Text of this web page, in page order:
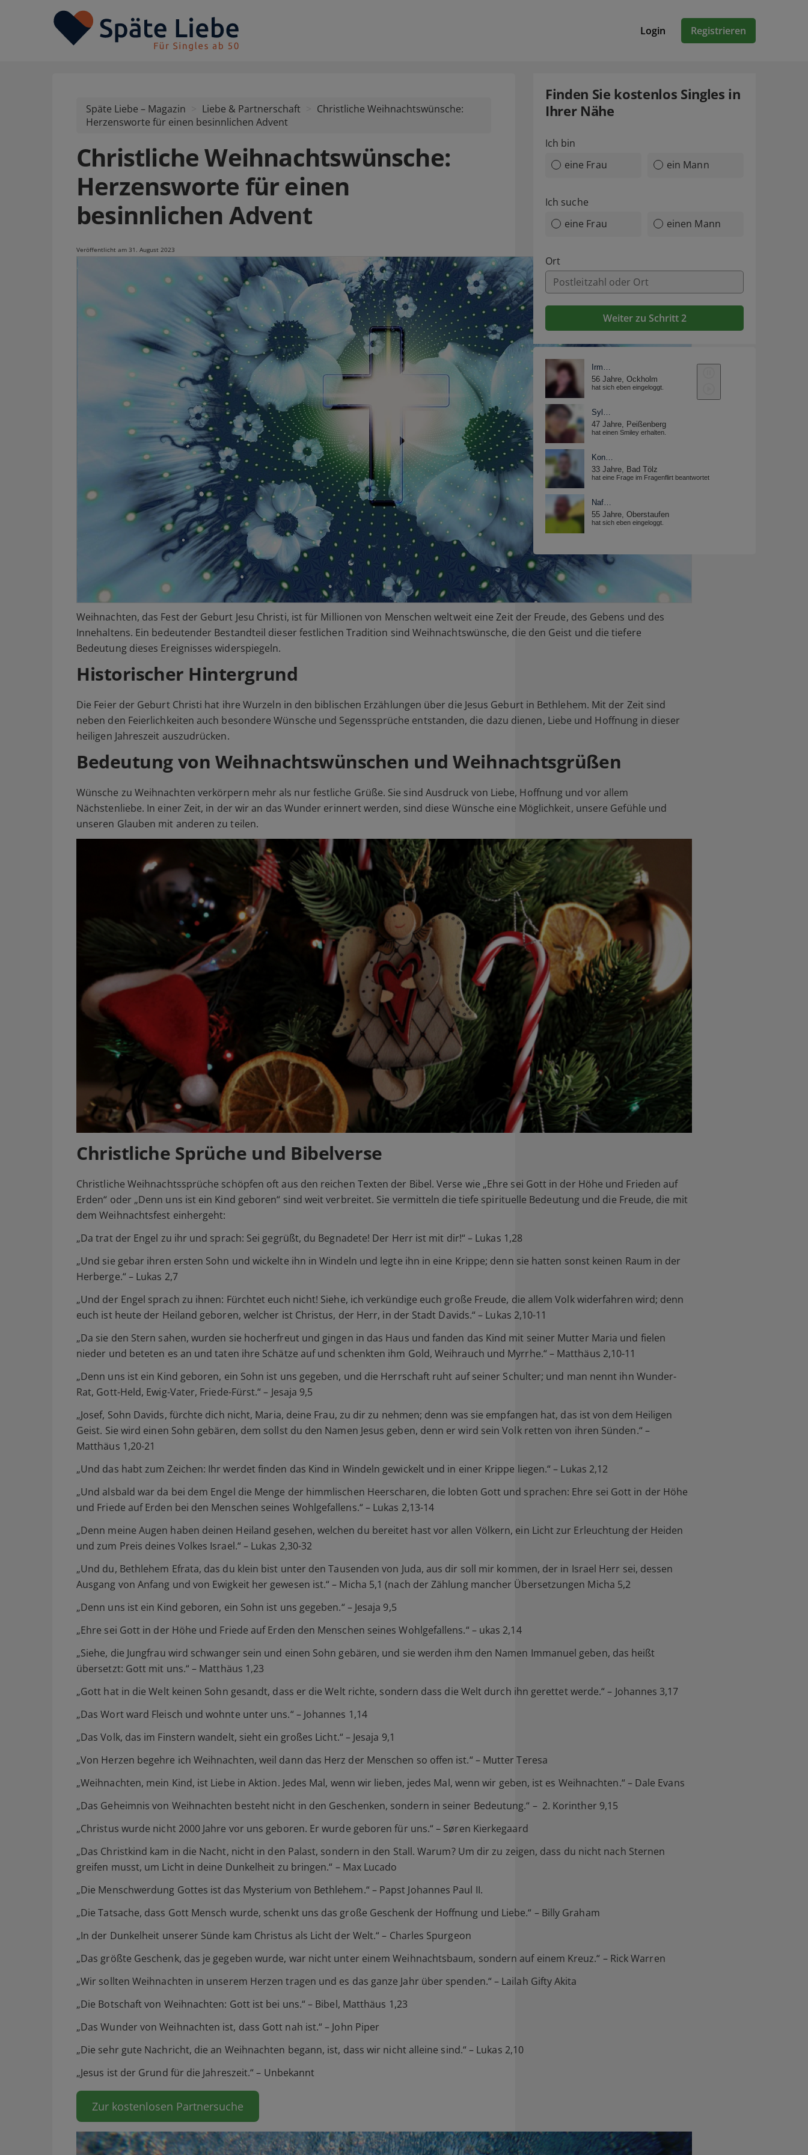
Login Registrieren
Späte Liebe – Magazin Liebe & Partnerschaft
Christliche Weihnachtswünsche:
Herzensworte für einen besinnlichen Advent
Christliche Weihnachtswünsche:
Herzensworte für einen
besinnlichen Advent
Veröffentlicht am 31. August 2023
Weihnachten, das Fest der Geburt Jesu Christi, ist für Millionen von Menschen weltweit eine Zeit der Freude, des Gebens und des
Innehaltens. Ein bedeutender Bestandteil dieser festlichen Tradition sind Weihnachtswünsche, die den Geist und die tiefere
Bedeutung dieses Ereignisses widerspiegeln.
Historischer Hintergrund
Die Feier der Geburt Christi hat ihre Wurzeln in den biblischen Erzählungen über die Jesus Geburt in Bethlehem. Mit der Zeit sind
neben den Feierlichkeiten auch besondere Wünsche und Segenssprüche entstanden, die dazu dienen, Liebe und Hoffnung in dieser
heiligen Jahreszeit auszudrücken.
Bedeutung von Weihnachtswünschen und Weihnachtsgrüßen
Wünsche zu Weihnachten verkörpern mehr als nur festliche Grüße. Sie sind Ausdruck von Liebe, Hoffnung und vor allem
Nächstenliebe. In einer Zeit, in der wir an das Wunder erinnert werden, sind diese Wünsche eine Möglichkeit, unsere Gefühle und
unseren Glauben mit anderen zu teilen.
Christliche Sprüche und Bibelverse
Christliche Weihnachtssprüche schöpfen oft aus den reichen Texten der Bibel. Verse wie „Ehre sei Gott in der Höhe und Frieden auf
Erden“ oder „Denn uns ist ein Kind geboren“ sind weit verbreitet. Sie vermitteln die tiefe spirituelle Bedeutung und die Freude, die mit
dem Weihnachtsfest einhergeht:
„Da trat der Engel zu ihr und sprach: Sei gegrüßt, du Begnadete! Der Herr ist mit dir!“ – Lukas 1,28
„Und sie gebar ihren ersten Sohn und wickelte ihn in Windeln und legte ihn in eine Krippe; denn sie hatten sonst keinen Raum in der
Herberge.“ – Lukas 2,7
„Und der Engel sprach zu ihnen: Fürchtet euch nicht! Siehe, ich verkündige euch große Freude, die allem Volk widerfahren wird; denn
euch ist heute der Heiland geboren, welcher ist Christus, der Herr, in der Stadt Davids.“ – Lukas 2,10-11
„Da sie den Stern sahen, wurden sie hocherfreut und gingen in das Haus und fanden das Kind mit seiner Mutter Maria und fielen
nieder und beteten es an und taten ihre Schätze auf und schenkten ihm Gold, Weihrauch und Myrrhe.“ – Matthäus 2,10-11
„Denn uns ist ein Kind geboren, ein Sohn ist uns gegeben, und die Herrschaft ruht auf seiner Schulter; und man nennt ihn Wunder-
Rat, Gott-Held, Ewig-Vater, Friede-Fürst.“ – Jesaja 9,5
„Josef, Sohn Davids, fürchte dich nicht, Maria, deine Frau, zu dir zu nehmen; denn was sie empfangen hat, das ist von dem Heiligen
Geist. Sie wird einen Sohn gebären, dem sollst du den Namen Jesus geben, denn er wird sein Volk retten von ihren Sünden.“ –
Matthäus 1,20-21
„Und das habt zum Zeichen: Ihr werdet finden das Kind in Windeln gewickelt und in einer Krippe liegen.“ – Lukas 2,12
„Und alsbald war da bei dem Engel die Menge der himmlischen Heerscharen, die lobten Gott und sprachen: Ehre sei Gott in der Höhe
und Friede auf Erden bei den Menschen seines Wohlgefallens.“ – Lukas 2,13-14
„Denn meine Augen haben deinen Heiland gesehen, welchen du bereitet hast vor allen Völkern, ein Licht zur Erleuchtung der Heiden
und zum Preis deines Volkes Israel.“ – Lukas 2,30-32
„Und du, Bethlehem Efrata, das du klein bist unter den Tausenden von Juda, aus dir soll mir kommen, der in Israel Herr sei, dessen
Ausgang von Anfang und von Ewigkeit her gewesen ist.“ – Micha 5,1 (nach der Zählung mancher Übersetzungen Micha 5,2
„Denn uns ist ein Kind geboren, ein Sohn ist uns gegeben.“ – Jesaja 9,5
„Ehre sei Gott in der Höhe und Friede auf Erden den Menschen seines Wohlgefallens.“ – ukas 2,14
„Siehe, die Jungfrau wird schwanger sein und einen Sohn gebären, und sie werden ihm den Namen Immanuel geben, das heißt
übersetzt: Gott mit uns.“ – Matthäus 1,23
„Gott hat in die Welt keinen Sohn gesandt, dass er die Welt richte, sondern dass die Welt durch ihn gerettet werde.“ – Johannes 3,17
„Das Wort ward Fleisch und wohnte unter uns.“ – Johannes 1,14
„Das Volk, das im Finstern wandelt, sieht ein großes Licht.“ – Jesaja 9,1
„Von Herzen begehre ich Weihnachten, weil dann das Herz der Menschen so offen ist.“ – Mutter Teresa
„Weihnachten, mein Kind, ist Liebe in Aktion. Jedes Mal, wenn wir lieben, jedes Mal, wenn wir geben, ist es Weihnachten.“ – Dale Evans
„Das Geheimnis von Weihnachten besteht nicht in den Geschenken, sondern in seiner Bedeutung.“ – 2. Korinther 9,15
„Christus wurde nicht 2000 Jahre vor uns geboren. Er wurde geboren für uns.“ – Søren Kierkegaard
„Das Christkind kam in die Nacht, nicht in den Palast, sondern in den Stall. Warum? Um dir zu zeigen, dass du nicht nach Sternen
greifen musst, um Licht in deine Dunkelheit zu bringen.“ – Max Lucado
„Die Menschwerdung Gottes ist das Mysterium von Bethlehem.“ – Papst Johannes Paul II.
„Die Tatsache, dass Gott Mensch wurde, schenkt uns das große Geschenk der Hoffnung und Liebe.“ – Billy Graham
„In der Dunkelheit unserer Sünde kam Christus als Licht der Welt.“ – Charles Spurgeon
„Das größte Geschenk, das je gegeben wurde, war nicht unter einem Weihnachtsbaum, sondern auf einem Kreuz.“ – Rick Warren
„Wir sollten Weihnachten in unserem Herzen tragen und es das ganze Jahr über spenden.“ – Lailah Gifty Akita
„Die Botschaft von Weihnachten: Gott ist bei uns.“ – Bibel, Matthäus 1,23
„Das Wunder von Weihnachten ist, dass Gott nah ist.“ – John Piper
„Die sehr gute Nachricht, die an Weihnachten begann, ist, dass wir nicht alleine sind.“ – Lukas 2,10
„Jesus ist der Grund für die Jahreszeit.“ – Unbekannt
Zur kostenlosen Partnersuche